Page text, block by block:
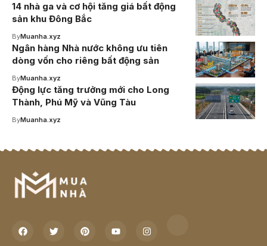
14 nhà ga và cơ hội tăng giá bất động
sản khu Đông Bắc
ByMuanha.xyz
Ngân hàng Nhà nước không ưu tiên
dòng vốn cho riêng bất động sản
ByMuanha.xyz
Động lực tăng trưởng mới cho Long
Thành, Phú Mỹ và Vũng Tàu
ByMuanha.xyz